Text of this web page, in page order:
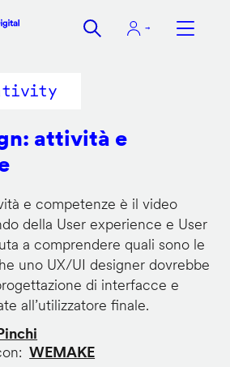
attività e
e competenze è il video
della User experience e User
a comprendere quali sono le
uno UX/UI designer dovrebbe
di interfacce e
all’utilizzatore finale.
WEMAKE